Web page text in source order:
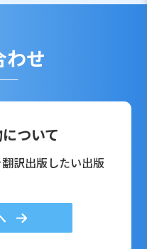
わせ
ついて
訳出版したい出版